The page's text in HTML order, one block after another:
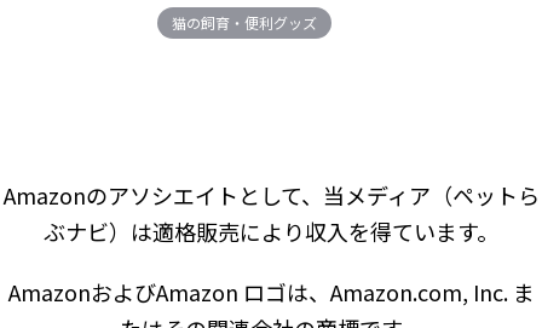
猫の飼育・便利グッズ
Amazonのアソシエイトとして、当メディア（ペットら
ぶナビ）は適格販売により収入を得ています。
AmazonおよびAmazon ロゴは、Amazon.com, Inc. ま